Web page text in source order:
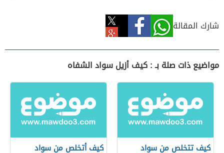
شارك المقالة
مواضيع ذات صلة بـ : كيف أزيل سواد الشفاه
كيف تتخلص من سواد كيف أتخلص من سواد